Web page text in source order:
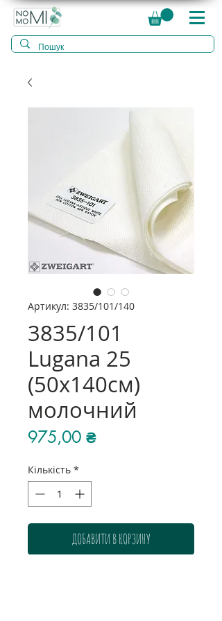
Артикул: 3835/101/140
3835/101
Lugana 25
(50х140см)
молочний
975,00 ₴Ціна
Кількість *
ДОБАВИТИ В КОРЗИНУ